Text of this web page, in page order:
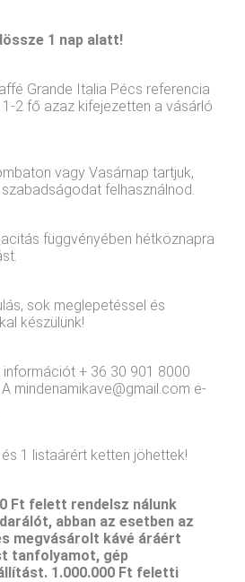
1 nap alatt!
Grande Italia Pécs referencia
2 fő azaz kifejezetten a vásárló
vagy Vasárnap tartjuk,
felhasználnod.
függvényében hétköznapra
sok meglepetéssel és
készülünk!
+ 36 30 901 8000
mindenamikave@gmail.com e-
1 listaárért ketten jöhettek!
Ft felett rendelsz nálunk
abban az esetben az
megvásárolt kávé áráért
tanfolyamot, gép
1.000.000 Ft feletti